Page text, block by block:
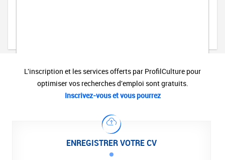
L'inscription et les services offerts par ProfilCulture pour
optimiser vos recherches d'emploi sont gratuits.
Inscrivez-vous et vous pourrez
ENREGISTRER VOTRE CV